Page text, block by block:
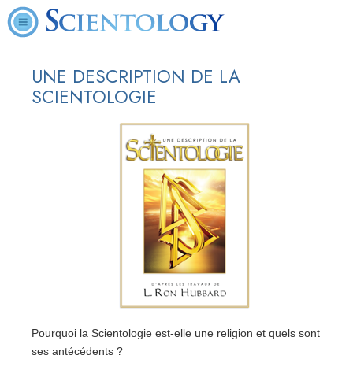
UNE DESCRIPTION DE LA
SCIENTOLOGIE
Pourquoi la Scientologie est-elle une religion et quels sont
ses antécédents ?